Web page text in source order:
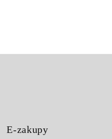
E-zakupy